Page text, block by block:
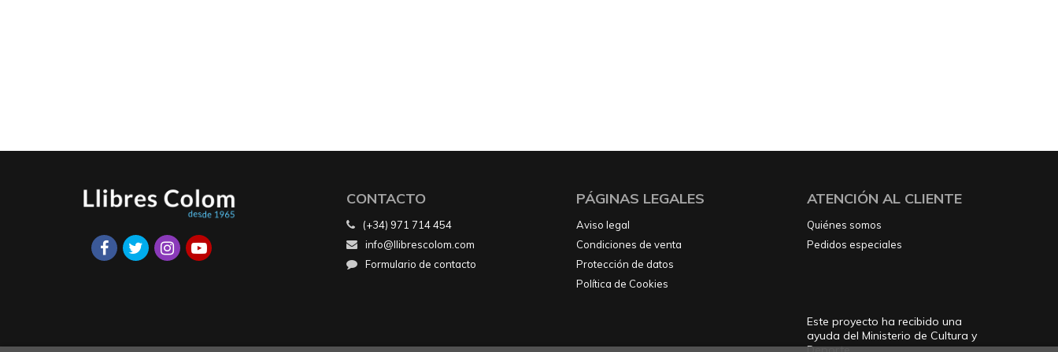
CONTACTO
(+34) 971 714 454
info@llibrescolom.com
Formulario de contacto
PÁGINAS LEGALES
Aviso legal
Condiciones de venta
Protección de datos
Política de Cookies
ATENCIÓN AL CLIENTE
Quiénes somos
Pedidos especiales
Este proyecto ha recibido una
ayuda del Ministerio de Cultura y